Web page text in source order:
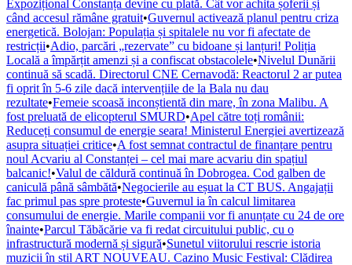
Expozițional Constanța devine cu plată. Cât vor achita șoferii și
când accesul rămâne gratuit•Guvernul activează planul pentru criza
energetică. Bolojan: Populația și spitalele nu vor fi afectate de
restricții•Adio, parcări „rezervate” cu bidoane și lanțuri! Poliția
Locală a împărțit amenzi și a confiscat obstacolele•Nivelul Dunării
continuă să scadă. Directorul CNE Cernavodă: Reactorul 2 ar putea
fi oprit în 5-6 zile dacă intervențiile de la Bala nu dau
rezultate•Femeie scoasă inconștientă din mare, în zona Malibu. A
fost preluată de elicopterul SMURD•Apel către toți românii:
Reduceți consumul de energie seara! Ministerul Energiei avertizează
asupra situației critice•A fost semnat contractul de finanțare pentru
noul Acvariu al Constanței – cel mai mare acvariu din spațiul
balcanic!•Valul de căldură continuă în Dobrogea. Cod galben de
caniculă până sâmbătă•Negocierile au eșuat la CT BUS. Angajații
fac primul pas spre proteste•Guvernul ia în calcul limitarea
consumului de energie. Marile companii vor fi anunțate cu 24 de ore
înainte•Parcul Tăbăcărie va fi redat circuitului public, cu o
infrastructură modernă și sigură•Sunetul viitorului rescrie istoria
muzicii în stil ART NOUVEAU. Cazino Music Festival: Clădirea